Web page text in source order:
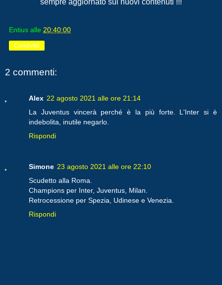
sempre aggiornato sui nuovi contenuti !!!
Entius alle 20:40:00
Condividi
2 commenti:
Alex 22 agosto 2021 alle ore 21:14
La Juventus vincerà perché è la più forte. L'Inter si è
indebolita, inutile negarlo.
Rispondi
Simone 23 agosto 2021 alle ore 22:10
Scudetto alla Roma.
Champions per Inter, Juventus, Milan.
Retrocessione per Spezia, Udinese e Venezia.
Rispondi